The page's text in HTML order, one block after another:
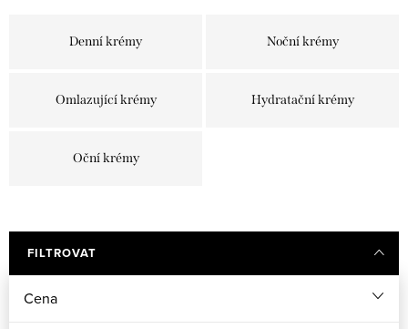
Denní krémy Noční krémy
Omlazující krémy Hydratační krémy
Oční krémy
FILTROVAT
Cena